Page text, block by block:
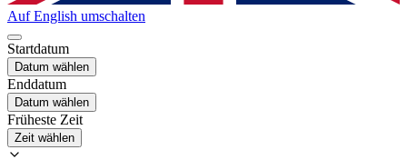
Auf English umschalten
Startdatum
Datum wählen
Enddatum
Datum wählen
Früheste Zeit
Zeit wählen